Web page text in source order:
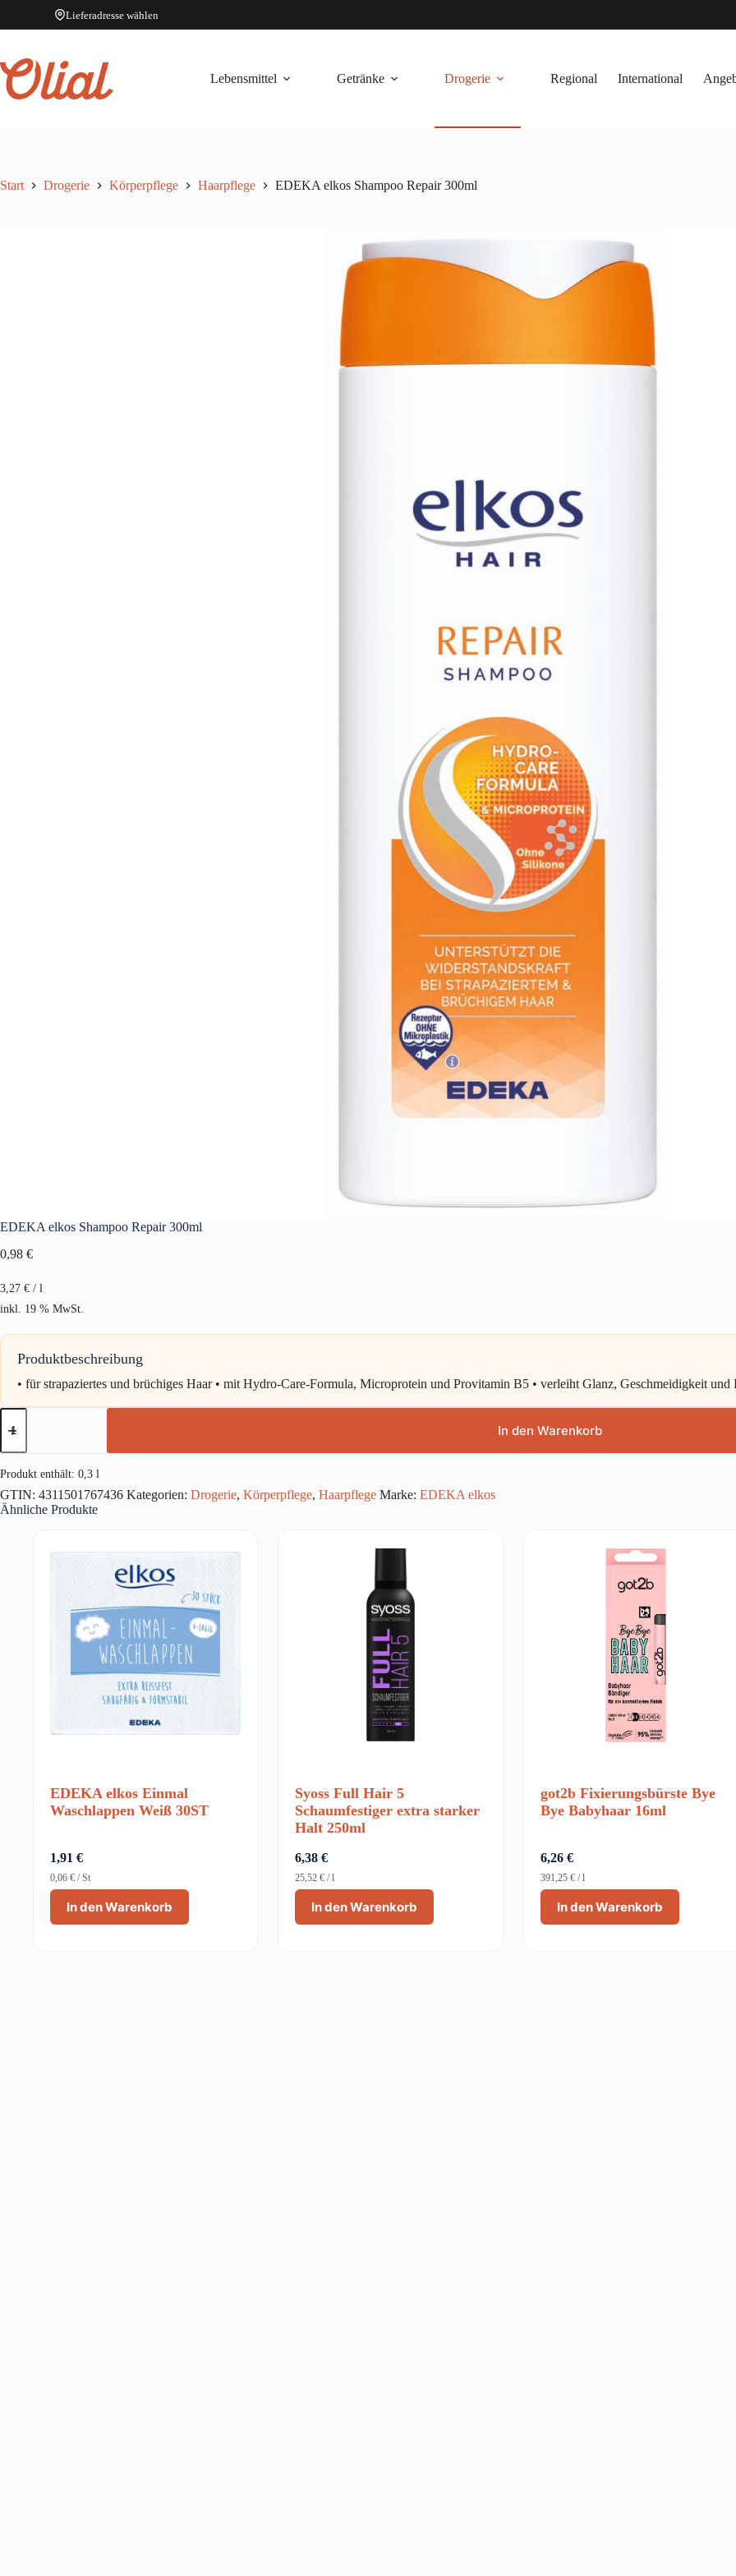
Lieferadresse wählen
springen
Lebensmittel
Getränke Drogerie Regional International
Start Drogerie Körperpflege Haarpflege EDEKA elkos Shampoo Repair 300ml
EDEKA elkos Shampoo Repair 300ml
0,98 €
3,27 € / l
inkl. 19 % MwSt.
Produktbeschreibung
• für strapaziertes und brüchiges Haar • mit Hydro-Care-Formula, Microprotein und Provitamin B5 • verleiht Glanz, Geschmeidigkeit und
EDEKA
elkos
Repair
300ml
In den Warenkorb
Produkt enthält: 0,3 l
GTIN: 4311501767436 Kategorien: Drogerie, Körperpflege, Haarpflege Marke: EDEKA elkos
Ähnliche Produkte
EDEKA elkos Einmal
Waschlappen Weiß 30ST
1,91 €
In den Warenkorb
0,06 € /St
Syoss Full Hair 5
Schaumfestiger extra starker
Halt 250ml
6,38€
In den Warenkorb
25,52€ /l
got2b Fixierungsbürste Bye
Bye Babyhaar 16ml
6,26 €
In den Warenkorb
391,25 €/l